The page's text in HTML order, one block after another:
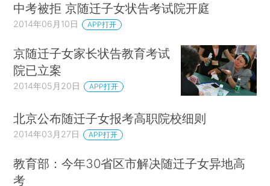
中考被拒 京随迁子女状告考试院开庭
2014年06月10日 APP打开
京随迁子女家长状告教育考试
院已立案
2014年05月20日 APP打开
北京公布随迁子女报考高职院校细则
2014年03月27日 APP打开
教育部：今年30省区市解决随迁子女异地高
考